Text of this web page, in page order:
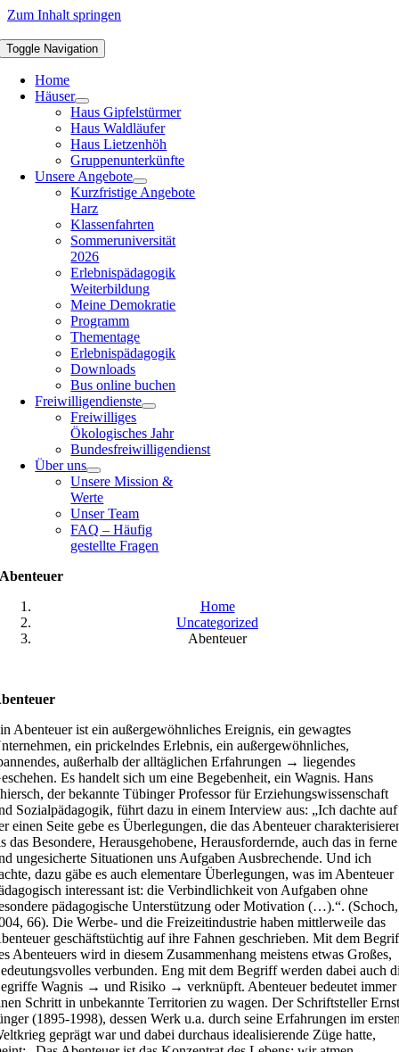
Zum Inhalt springen
Toggle Navigation
Home
Häuser
Haus Gipfelstürmer
Haus Waldläufer
Haus Lietzenhöh
Gruppenunterkünfte
Unsere Angebote
Kurzfristige Angebote
Harz
Klassenfahrten
Sommeruniversität
2026
Erlebnispädagogik
Weiterbildung
Meine Demokratie
Programm
Thementage
Erlebnispädagogik
Downloads
Bus online buchen
Freiwilligendienste
Freiwilliges
Ökologisches Jahr
Bundesfreiwilligendienst
Über uns
Unsere Mission &
Werte
Unser Team
FAQ – Häufig
gestellte Fragen
Abenteuer
Home
Uncategorized
Abenteuer
Abenteuer ist ein außergewöhnliches Ereignis, ein gewagtes
ein prickelndes Erlebnis, ein außergewöhnliches,
außerhalb der alltäglichen Erfahrungen → liegendes
Es handelt sich um eine Begebenheit, ein Wagnis. Hans
der bekannte Tübinger Professor für Erziehungswissenschaft
Sozialpädagogik, führt dazu in einem Interview aus: „Ich dachte auf
einen Seite gebe es Überlegungen, die das Abenteuer
das Besondere, Herausgehobene, Herausfordernde, auch das in ferne
ungesicherte Situationen uns Aufgaben Ausbrechende. Und ich
dazu gäbe es auch elementare Überlegungen, was im Abenteuer
interessant ist: die Verbindlichkeit von Aufgaben ohne
pädagogische Unterstützung oder Motivation (…).“. (Schoch,
66). Die Werbe- und die Freizeitindustrie haben mittlerweile das
geschäftstüchtig auf ihre Fahnen geschrieben. Mit dem
Abenteuers wird in diesem Zusammenhang meistens etwas Großes,
verbunden. Eng mit dem Begriff werden dabei auch
Wagnis → und Risiko → verknüpft. Abenteuer bedeutet immer
Schritt in unbekannte Territorien zu wagen. Der Schriftsteller
(1895-1998), dessen Werk u.a. durch seine Erfahrungen im
geprägt war und dabei durchaus idealisierende Züge hatte,